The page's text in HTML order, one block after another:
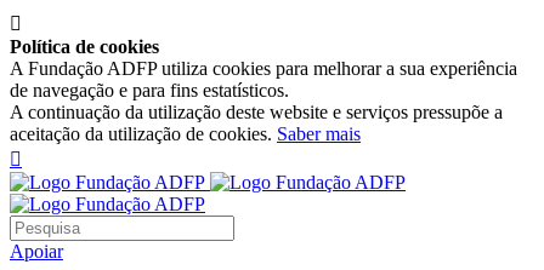

Política de cookies
A Fundação ADFP utiliza cookies para melhorar a sua experiência
de navegação e para fins estatísticos.
A continuação da utilização deste website e serviços pressupõe a
aceitação da utilização de cookies. Saber mais

Apoiar